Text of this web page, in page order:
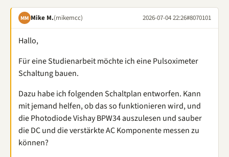
MM Mike M.(mikemcc) 2026-07-04 22:26#8070101
Hallo,
Für eine Studienarbeit möchte ich eine Pulsoximeter
Schaltung bauen.
Dazu habe ich folgenden Schaltplan entworfen. Kann
mit jemand helfen, ob das so funktionieren wird, und
die Photodiode Vishay BPW34 auszulesen und sauber
die DC und die verstärkte AC Komponente messen zu
können?